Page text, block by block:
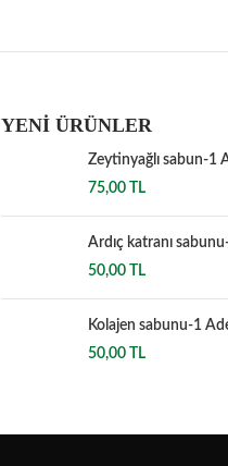
YENİ ÜRÜNLER
Zeytinyağlı sabun-1
75,00 TL
Ardıç katranı
50,00 TL
Kolajen sabunu-1
50,00 TL